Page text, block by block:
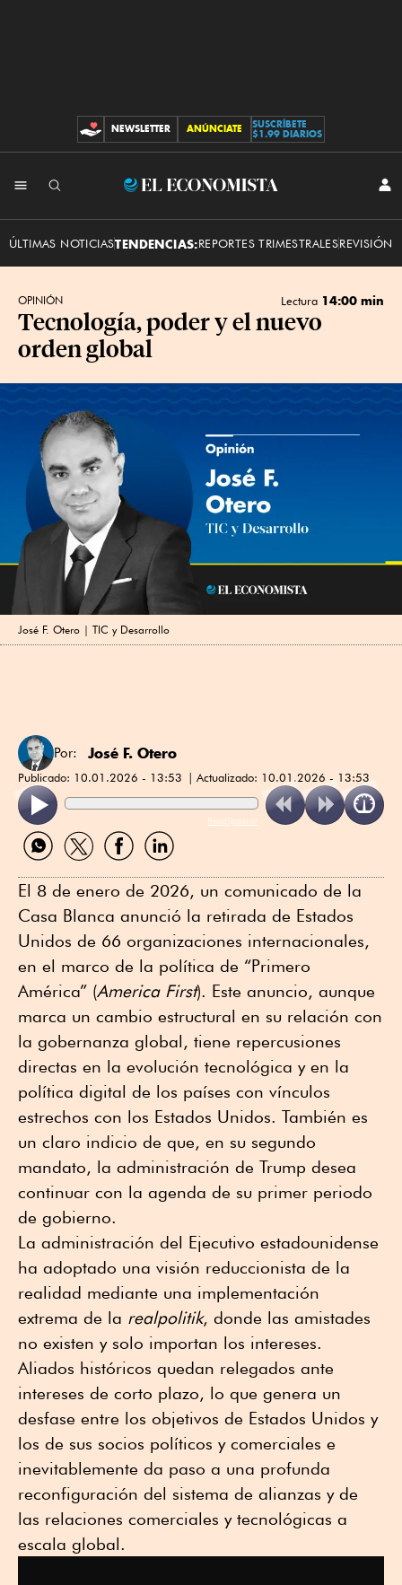
CONTRIBUCIONES
NEWSLETTER ANÚNCIATE
SUSCRÍBETE
$1.99 DIARIOS
El
ÚLTIMAS NOTICIASTENDENCIAS:REPORTES TRIMESTRALESREVISIÓN
OPINIÓN Lectura 14:00 min
Tecnología, poder y el nuevo
orden global
José F. Otero | TIC y Desarrollo
Por: José F. Otero
Publicado: 10.01.2026 - 13:53 Actualizado: 10.01.2026 - 13:53
ReadSpeaker
Compartir
por
Compartir
por
Compartir
por
Compartir
por
El 8 de enero de 2026, un comunicado de la
Casa Blanca anunció la retirada de Estados
Unidos de 66 organizaciones internacionales,
en el marco de la política de “Primero
América” (America First). Este anuncio, aunque
marca un cambio estructural en su relación con
la gobernanza global, tiene repercusiones
directas en la evolución tecnológica y en la
política digital de los países con vínculos
estrechos con los Estados Unidos. También es
un claro indicio de que, en su segundo
mandato, la administración de Trump desea
continuar con la agenda de su primer periodo
de gobierno.
La administración del Ejecutivo estadounidense
ha adoptado una visión reduccionista de la
realidad mediante una implementación
extrema de la realpolitik, donde las amistades
no existen y solo importan los intereses.
Aliados históricos quedan relegados ante
intereses de corto plazo, lo que genera un
desfase entre los objetivos de Estados Unidos y
los de sus socios políticos y comerciales e
inevitablemente da paso a una profunda
reconfiguración del sistema de alianzas y de
las relaciones comerciales y tecnológicas a
escala global.